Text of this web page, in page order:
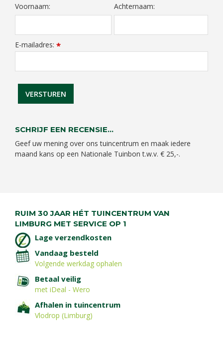
Voornaam: Achternaam:
E-mailadres: *
SCHRIJF EEN RECENSIE...
Geef uw mening over ons tuincentrum en maak iedere
maand kans op een Nationale Tuinbon t.w.v. € 25,-.
RUIM 30 JAAR HÉT TUINCENTRUM VAN
LIMBURG MET SERVICE OP 1
Lage verzendkosten
Vandaag besteld
Volgende werkdag ophalen
Betaal veilig
met iDeal - Wero
Afhalen in tuincentrum
Vlodrop (Limburg)